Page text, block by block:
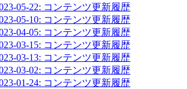
05-22: コンテンツ更新履歴
05-10: コンテンツ更新履歴
04-05: コンテンツ更新履歴
03-15: コンテンツ更新履歴
03-13: コンテンツ更新履歴
03-02: コンテンツ更新履歴
01-24: コンテンツ更新履歴